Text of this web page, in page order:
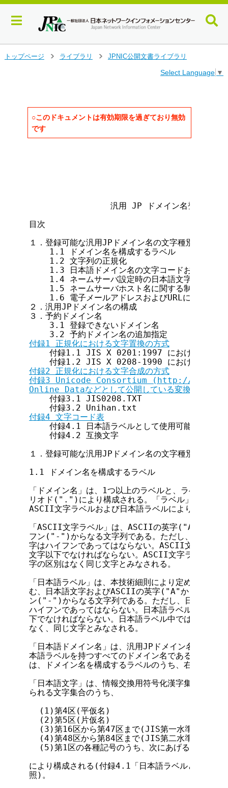
トップページ
ライブラリ
JPNIC公開文書ライブラリ
Select Language ▼
○このドキュメントは有効期限を過ぎており無効
です
汎用 JP ドメイン名登録等に関
目次
１．登録可能な汎用JPドメイン名の文字種別と文字列
    1.1 ドメイン名を構成するラベル
    1.2 文字列の正規化
1.3 日本語ドメイン名の文字コードおよびエン
1.4 ネームサーバ設定時の日本語文字の文字コ
    1.5 ネームサーバホスト名に関する制限事項
1.6 電子メールアドレスおよびURLに関する制
２．汎用JPドメイン名の構成
３．予約ドメイン名
    3.1 登録できないドメイン名
付録1 正規化における文字置換の方式
付録1.1 JIS X 0201:1997 における文字置
付録2 正規化における文字合成の方式
付録3 Unicode Consortium (http://
Online Dataなどとして公開している変換テーブル
    付録3.1 JIS0208.TXT
付録4 文字コード表
付録4.1 日本語ラベルとして使用可能な日本語
    付録4.2 互換文字
１．登録可能な汎用JPドメイン名の文字種別と文字列
1.1 ドメイン名を構成するラベル
「ドメイン名」は、1つ以上のラベルと、ラベルの
リオド(".")により構成される。「ラベル」は、本技
ASCII文字ラベルおよび日本語ラベルにより構成され
「ASCII文字ラベル」は、ASCIIの英字("A"か
フン("-")からなる文字列である。ただし、ASCII文
字はハイフンであってはならない。ASCII文字ラベ
文字以下でなければならない。ASCII文字ラベル中で
字の区別はなく同じ文字とみなされる。
「日本語ラベル」は、本技術細則により定められる
む、日本語文字およびASCIIの英字("A"から"Z")
ン("-")からなる文字列である。ただし、日本語ラベ
ハイフンであってはならない。日本語ラベルの長さ
下でなければならない。日本語ラベル中では、英字
なく、同じ文字とみなされる。
「日本語ドメイン名」は、汎用JPドメイン名のうち
本語ラベルを持つすべてのドメイン名である。なお
は、ドメイン名を構成するラベルのうち、右側から2
「日本語文字」は、情報交換用符号化漢字集合
られる文字集合のうち、
  (1)第4区(平仮名)
  (2)第5区(片仮名)
  (3)第16区から第47区まで(JIS第一水準漢字)
  (4)第48区から第84区まで(JIS第二水準漢字)
  (5)第1区の各種記号のうち、次にあげる文字
により構成される(付録4.1「日本語ラベルとして使
照)。